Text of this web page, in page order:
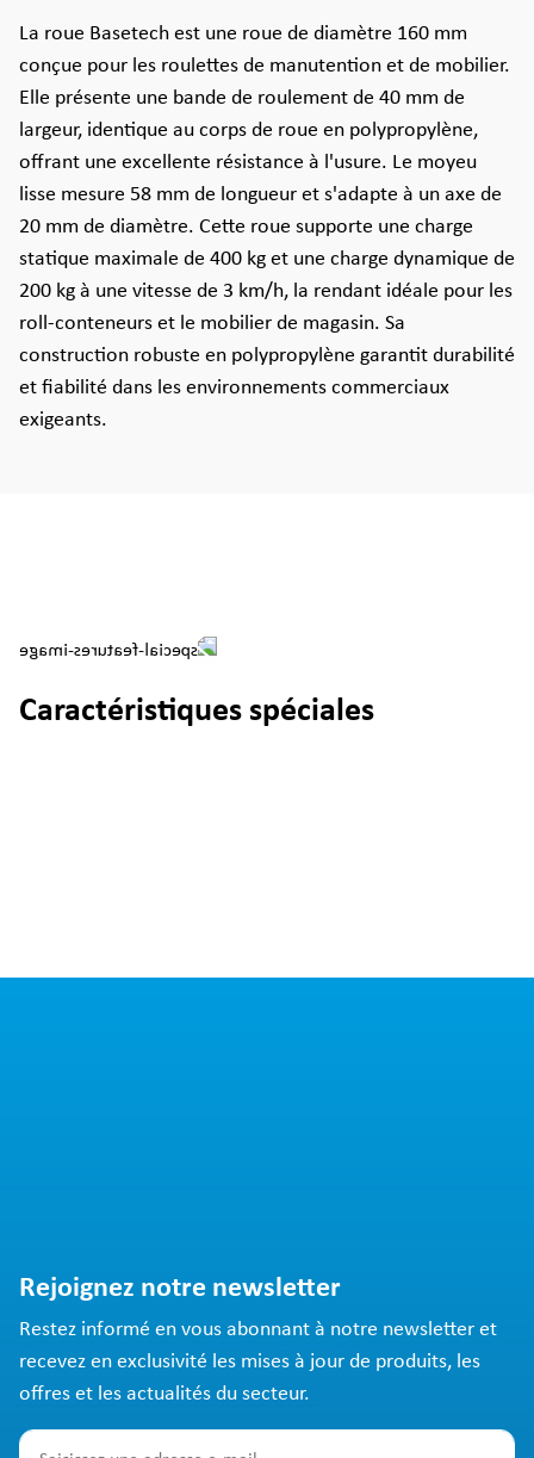
La roue Basetech est une roue de diamètre 160 mm
conçue pour les roulettes de manutention et de mobilier.
Elle présente une bande de roulement de 40 mm de
largeur, identique au corps de roue en polypropylène,
offrant une excellente résistance à l'usure. Le moyeu
lisse mesure 58 mm de longueur et s'adapte à un axe de
20 mm de diamètre. Cette roue supporte une charge
statique maximale de 400 kg et une charge dynamique de
200 kg à une vitesse de 3 km/h, la rendant idéale pour les
roll-conteneurs et le mobilier de magasin. Sa
construction robuste en polypropylène garantit durabilité
et fiabilité dans les environnements commerciaux
exigeants.
Caractéristiques spéciales
Rejoignez notre newsletter
Restez informé en vous abonnant à notre newsletter et
recevez en exclusivité les mises à jour de produits, les
offres et les actualités du secteur.